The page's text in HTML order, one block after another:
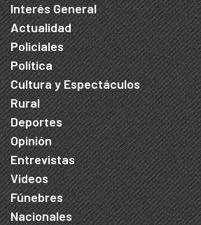
Interés General
Actualidad
Policiales
Política
Cultura y Espectáculos
Rural
Deportes
Opinión
Entrevistas
Videos
Fúnebres
Nacionales